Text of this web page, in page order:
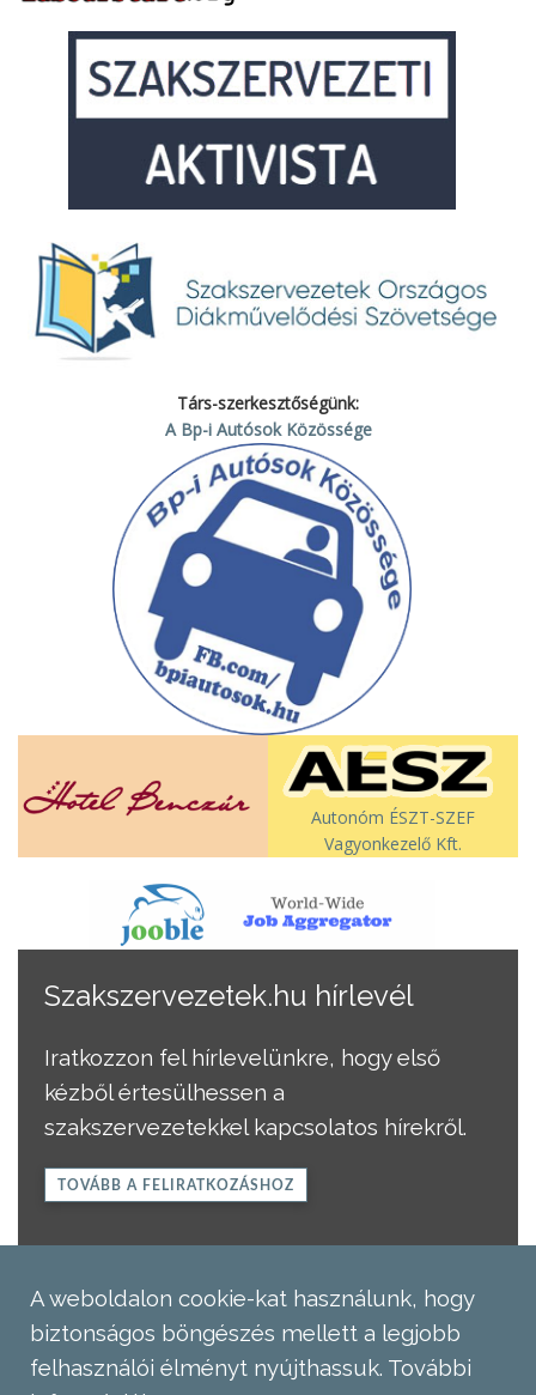
Társ-szerkesztőségünk:
A Bp-i Autósok Közössége
Autonóm ÉSZT-SZEF
Vagyonkezelő Kft.
Szakszervezetek.hu hírlevél
Iratkozzon fel hírlevelünkre, hogy első
kézből értesülhessen a
szakszervezetekkel kapcsolatos hírekről.
TOVÁBB A FELIRATKOZÁSHOZ
A weboldalon cookie-kat használunk, hogy
biztonságos böngészés mellett a legjobb
felhasználói élményt nyújthassuk. További